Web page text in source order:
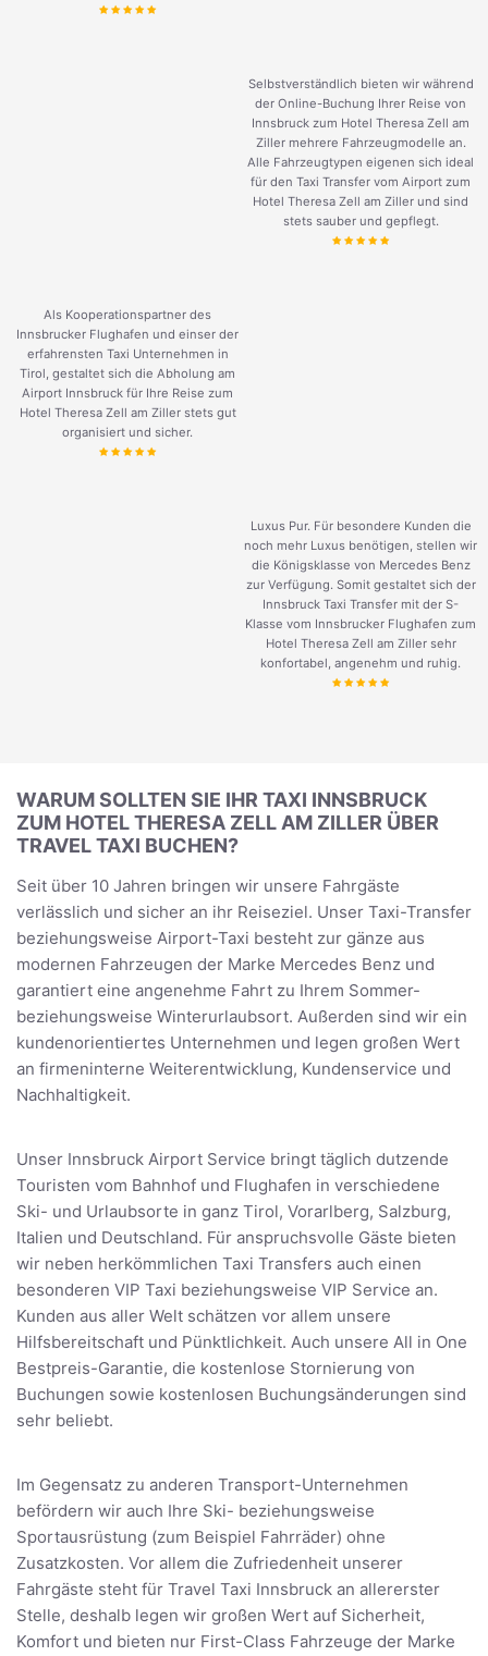
Selbstverständlich bieten wir während
der Online-Buchung Ihrer Reise von
Innsbruck zum Hotel Theresa Zell am
Ziller mehrere Fahrzeugmodelle an.
Alle Fahrzeugtypen eigenen sich ideal
für den Taxi Transfer vom Airport zum
Hotel Theresa Zell am Ziller und sind
stets sauber und gepflegt.
Als Kooperationspartner des
Innsbrucker Flughafen und einser der
erfahrensten Taxi Unternehmen in
Tirol, gestaltet sich die Abholung am
Airport Innsbruck für Ihre Reise zum
Hotel Theresa Zell am Ziller stets gut
organisiert und sicher.
Luxus Pur. Für besondere Kunden die
noch mehr Luxus benötigen, stellen wir
die Königsklasse von Mercedes Benz
zur Verfügung. Somit gestaltet sich der
Innsbruck Taxi Transfer mit der S-
Klasse vom Innsbrucker Flughafen zum
Hotel Theresa Zell am Ziller sehr
konfortabel, angenehm und ruhig.
WARUM SOLLTEN SIE IHR TAXI INNSBRUCK
ZUM HOTEL THERESA ZELL AM ZILLER ÜBER
TRAVEL TAXI BUCHEN?
Seit über 10 Jahren bringen wir unsere Fahrgäste
verlässlich und sicher an ihr Reiseziel. Unser Taxi-Transfer
beziehungsweise Airport-Taxi besteht zur gänze aus
modernen Fahrzeugen der Marke Mercedes Benz und
garantiert eine angenehme Fahrt zu Ihrem Sommer-
beziehungsweise Winterurlaubsort. Außerden sind wir ein
kundenorientiertes Unternehmen und legen großen Wert
an firmeninterne Weiterentwicklung, Kundenservice und
Nachhaltigkeit.
Unser Innsbruck Airport Service bringt täglich dutzende
Touristen vom Bahnhof und Flughafen in verschiedene
Ski- und Urlaubsorte in ganz Tirol, Vorarlberg, Salzburg,
Italien und Deutschland. Für anspruchsvolle Gäste bieten
wir neben herkömmlichen Taxi Transfers auch einen
besonderen VIP Taxi beziehungsweise VIP Service an.
Kunden aus aller Welt schätzen vor allem unsere
Hilfsbereitschaft und Pünktlichkeit. Auch unsere All in One
Bestpreis-Garantie, die kostenlose Stornierung von
Buchungen sowie kostenlosen Buchungsänderungen sind
sehr beliebt.
Im Gegensatz zu anderen Transport-Unternehmen
befördern wir auch Ihre Ski- beziehungsweise
Sportausrüstung (zum Beispiel Fahrräder) ohne
Zusatzkosten. Vor allem die Zufriedenheit unserer
Fahrgäste steht für Travel Taxi Innsbruck an allererster
Stelle, deshalb legen wir großen Wert auf Sicherheit,
Komfort und bieten nur First-Class Fahrzeuge der Marke